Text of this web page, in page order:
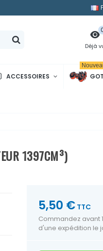
Déjà
ACCESSOIRES
1397CM³)
5,50 € TTC
Commandez avant
d'une expédition le